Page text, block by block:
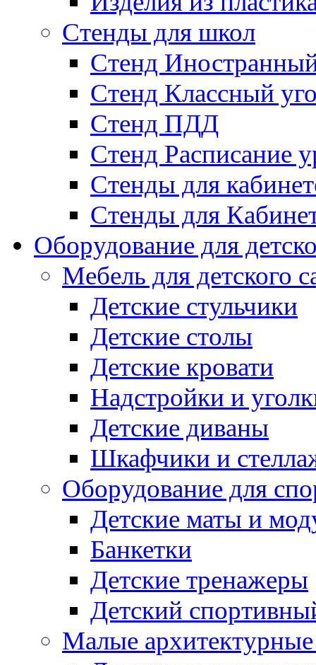
Стенды для школ
Стенд
Стенд Классный
Стенд ПДД
Стенд Расписание
Стенды для
Стенды для
Оборудование для
Мебель для детского
Детские стульчики
Детские столы
Детские кровати
Надстройки и
Детские диваны
Шкафчики и
Оборудование для
Детские маты и
Банкетки
Детские тренажеры
Детский
Малые